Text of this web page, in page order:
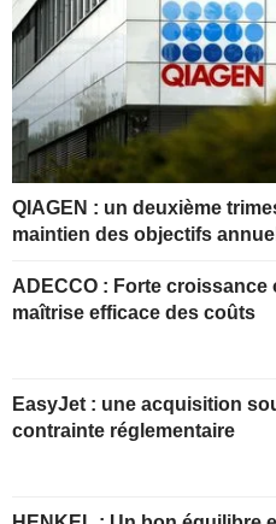
QIAGEN : un deuxième
maintien des objectifs
ADECCO : Forte croissance organique et
maîtrise efficace des coûts
EasyJet : une acquisition
contrainte réglementaire